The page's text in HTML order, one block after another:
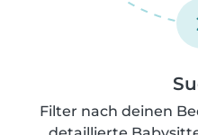
Filter nach deinen